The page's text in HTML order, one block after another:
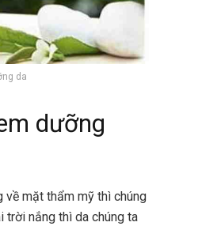
da
dưỡng
về mặt thẩm mỹ thì chúng
trời nắng thì da chúng ta